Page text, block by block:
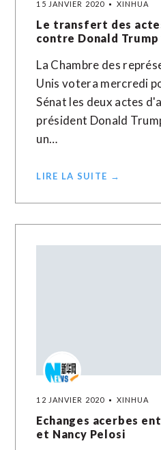
15 JANVIER 2020 XINHUA
Le transfert des
contre Donald
La Chambre des
Unis votera mercredi
Sénat les deux actes
président Donald
un…
LIRE LA SUITE →
12 JANVIER 2020 XINHUA
Echanges acerbes
et Nancy Pelosi